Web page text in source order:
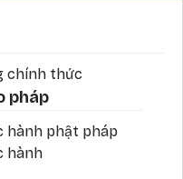
chính thức
pháp
hành phật pháp
hành